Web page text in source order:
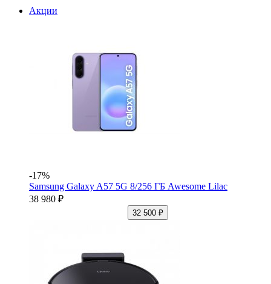
Акции
-17%
Samsung Galaxy A57 5G 8/256 ГБ Awesome Lilac
38 980 ₽
32 500 ₽